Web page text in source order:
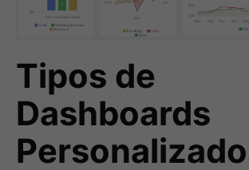
Tipos de
Dashboards